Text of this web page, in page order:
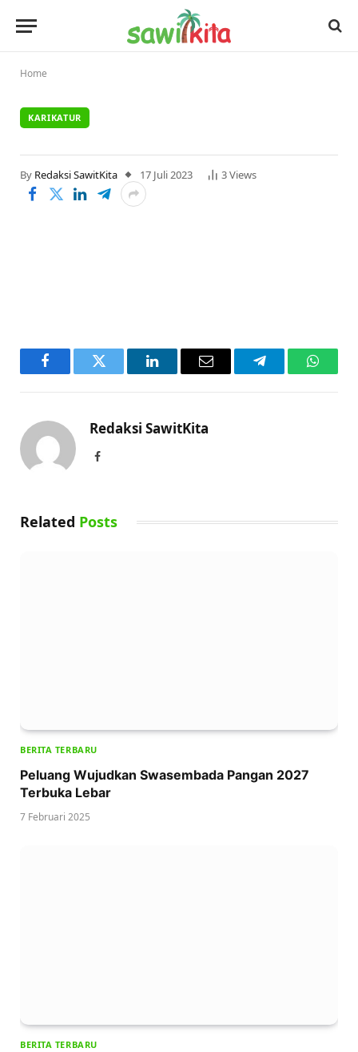
Home
KARIKATUR
By Redaksi SawitKita 17 Juli 2023 3Views
FacebookTwitter LinkedInEmail Telegram
Redaksi SawitKita
Facebook
Related Posts
BERITA TERBARU
Peluang Wujudkan Swasembada Pangan 2027
Terbuka Lebar
7 Februari 2025
BERITA TERBARU